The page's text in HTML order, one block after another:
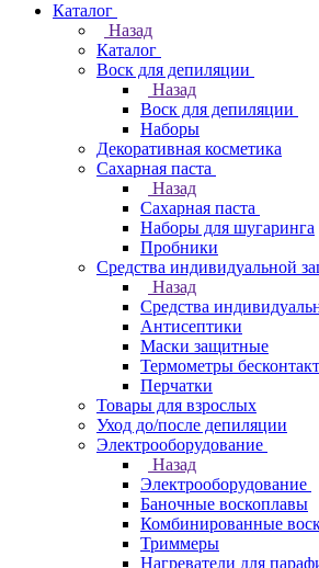
Каталог
Назад
Каталог
Воск для депиляции
Назад
Воск для депиляции
Наборы
Декоративная косметика
Сахарная паста
Назад
Сахарная паста
Наборы для шугаринга
Пробники
Средства индивидуальной
Назад
Средства
Антисептики
Маски защитные
Термометры
Перчатки
Товары для взрослых
Уход до/после депиляции
Электрооборудование
Назад
Электрооборудование
Баночные воскоплавы
Комбинированные
Триммеры
Нагреватели для